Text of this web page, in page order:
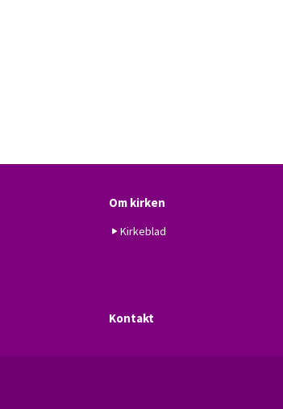
Om kirken
Kirkeblad
Kontakt